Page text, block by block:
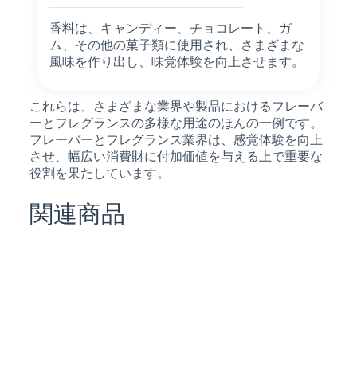
香料は、キャンディー、チョコレート、ガ
ム、その他の菓子類に使用され、さまざまな
風味を作り出し、味覚体験を向上させます。
これらは、さまざまな業界や製品におけるフレーバ
ーとフレグランスの多様な用途のほんの一例です。
フレーバーとフレグランス業界は、感覚体験を向上
させ、幅広い消費財に付加価値を与える上で重要な
役割を果たしています。
関連商品